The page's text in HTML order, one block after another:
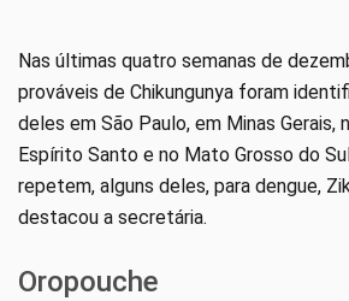
Nas últimas quatro semanas de
prováveis de Chikungunya foram
deles em São Paulo, em Minas Gerais,
Espírito Santo e no Mato Grosso do
repetem, alguns deles, para dengue,
destacou a secretária.
Oropouche